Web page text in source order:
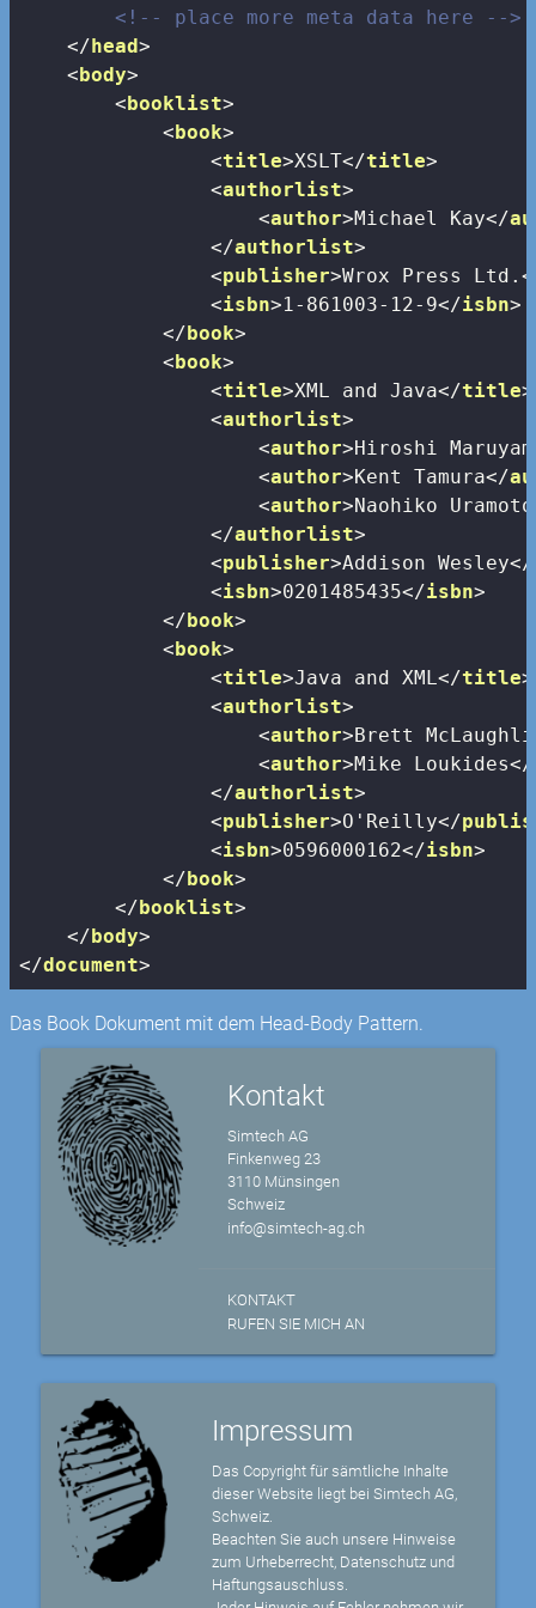
<!-- place more meta data here -->
</ head>
< body>
< booklist>
< book>
<title>XSLT</title>
<authorlist>
<author>Michael Kay</
</authorlist>
<publisher>Wrox Press Ltd.
<isbn>1-861003-12-9</isbn>
</ book>
< book>
<title>XML and Java</title>
<authorlist>
<author>Hiroshi
<author>Kent Tamura</
<author>Naohiko Uramoto
</authorlist>
<publisher>Addison Wesley</
<isbn>0201485435</isbn>
</ book>
< book>
<title>Java and XML</title>
<authorlist>
<author> Brett
<author>Mike Loukides</
</authorlist>
<publisher>O'Reilly</
<isbn>0596000162</isbn>
</ book>
</ booklist>
</ body>
</document>
Das Book Dokument mit dem Head-Body Pattern.
Kontakt
Simtech AG
Finkenweg 23
3110 Münsingen
Schweiz
info@simtech-ag.ch
KONTAKT
RUFEN SIE MICH AN
Impressum
Das Copyright für sämtliche Inhalte
dieser Website liegt bei Simtech AG,
Schweiz.
Beachten Sie auch unsere Hinweise
zum Urheberrecht, Datenschutz und
Haftungsauschluss.